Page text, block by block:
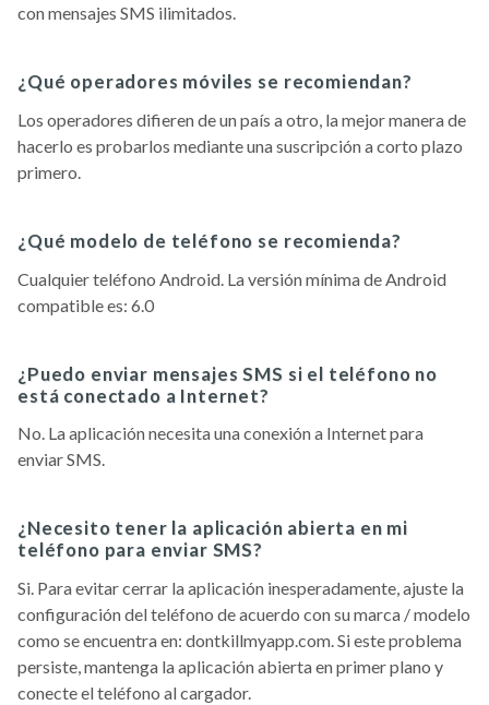
con mensajes SMS ilimitados.
¿Qué operadores móviles se recomiendan?
Los operadores difieren de un país a otro, la mejor manera de
hacerlo es probarlos mediante una suscripción a corto plazo
primero.
¿Qué modelo de teléfono se recomienda?
Cualquier teléfono Android. La versión mínima de Android
compatible es: 6.0
¿Puedo enviar mensajes SMS si el teléfono no
está conectado a Internet?
No. La aplicación necesita una conexión a Internet para
enviar SMS.
¿Necesito tener la aplicación abierta en mi
teléfono para enviar SMS?
Si. Para evitar cerrar la aplicación inesperadamente, ajuste la
configuración del teléfono de acuerdo con su marca / modelo
como se encuentra en: dontkillmyapp.com. Si este problema
persiste, mantenga la aplicación abierta en primer plano y
conecte el teléfono al cargador.